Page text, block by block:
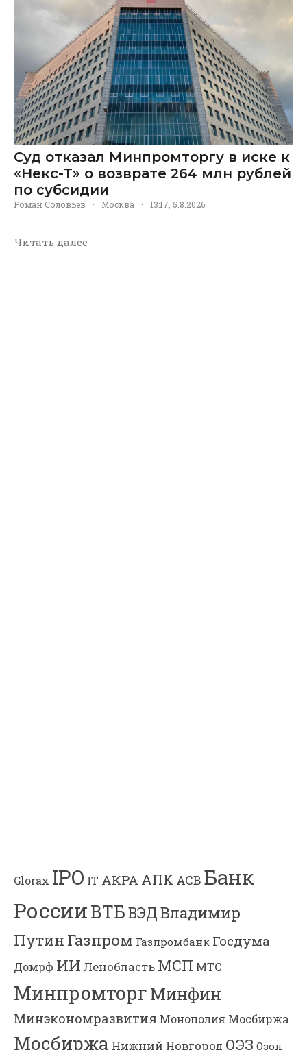
Суд отказал Минпромторгу в иске к
«Некс-Т» о возврате 264 млн рублей
по субсидии
Роман Соловьев · Москва · 13:17, 5.8.2026
Читать далее
Glorax IPO IT АКРА АПК АСВ Банк
РоссииВТБВЭДВладимир
Путин Газпром Газпромбанк Госдума
Домрф ИИ Ленобласть МСП МТС
МинпромторгМинфин
Минэкономразвития Монополия Мосбиржа
Мосбиржа Нижний Новгород ОЭЗ Озон